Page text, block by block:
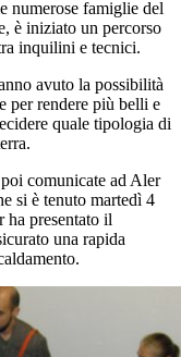
numerose famiglie del
è iniziato un percorso
inquilini e tecnici.
avuto la possibilità
per rendere più belli e
quale tipologia di
comunicate ad Aler
si è tenuto martedì 4
ha presentato il
una rapida